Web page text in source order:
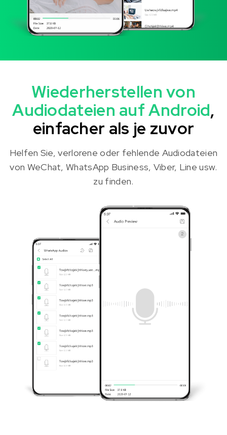
Wiederherstellen von
Audiodateien auf Android,
einfacher als je zuvor
Helfen Sie, verlorene oder fehlende Audiodateien
von WeChat, WhatsApp Business, Viber, Line usw.
zu finden.